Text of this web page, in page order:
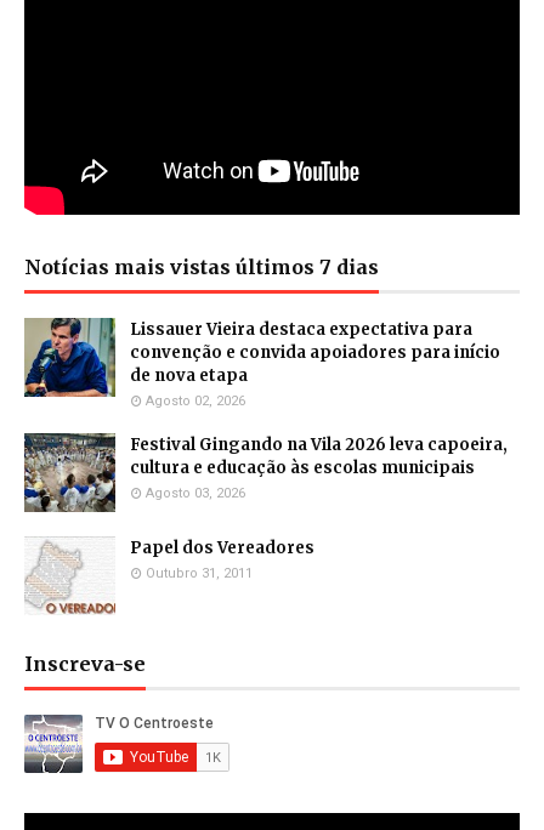
Notícias mais vistas últimos 7 dias
Lissauer Vieira destaca expectativa para
convenção e convida apoiadores para início
de nova etapa
Agosto 02, 2026
Festival Gingando na Vila 2026 leva capoeira,
cultura e educação às escolas municipais
Agosto 03, 2026
Papel dos Vereadores
Outubro 31, 2011
Inscreva-se